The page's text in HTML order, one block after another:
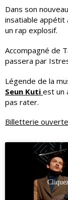
Dans son
insatiable appétit
un rap explosif.
Accompagné de
passera par
Légende de la
Seun Kuti est un
pas rater.
Billetterie ouverte